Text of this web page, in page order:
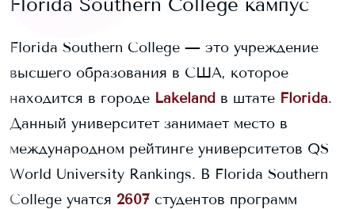
Florida Southern College — это учреждение
высшего образования в США, которое
находится в городе Lakeland в штате Florida.
Данный университет занимает место в
международном рейтинге университетов QS
World University Rankings. В Florida Southern
College учатся 2607 студентов программ